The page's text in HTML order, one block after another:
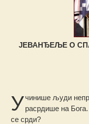
ЈЕВАНЂЕЉЕ О
Учинише људи
расрдише на
се срди?